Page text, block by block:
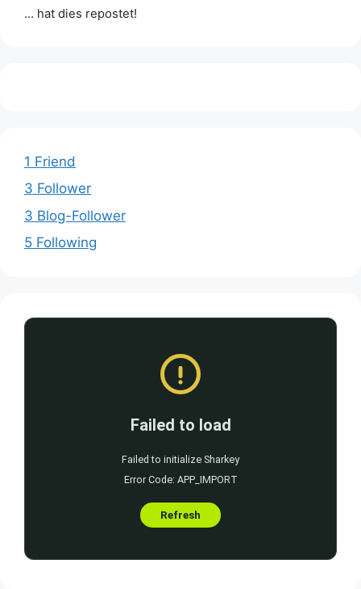
… hat dies repostet!
1 Friend
3 Follower
3 Blog-Follower
5 Following